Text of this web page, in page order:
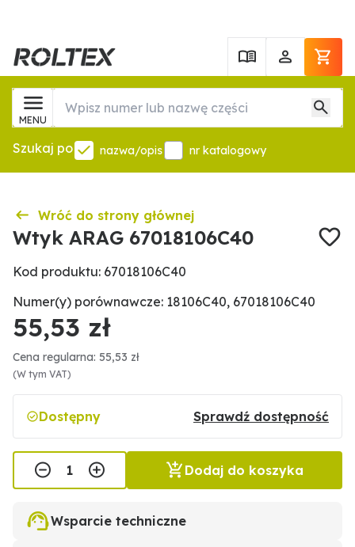
MENU
Szukaj po nazwa/opis nr katalogowy
Wróć do strony głównej
Wtyk ARAG 67018106C40
Kod produktu: 67018106C40
Numer(y) porównawcze: 18106C40, 67018106C40
55,53 zł
Cena regularna: 55,53 zł
(W tym VAT)
Dostępny Sprawdź dostępność
Dodaj do koszyka
Wsparcie techniczne